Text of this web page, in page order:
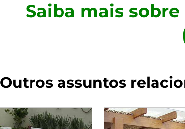
Saiba mais
Outros assuntos